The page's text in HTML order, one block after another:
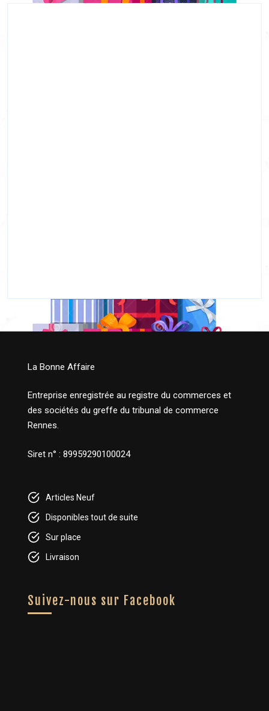
La Bonne Affaire
Entreprise enregistrée au registre du commerces et
des sociétés du greffe du tribunal de commerce
Rennes.
Siret n° : 89959290100024
Articles Neuf
Disponibles tout de suite
Sur place
Livraison
Suivez-nous sur Facebook